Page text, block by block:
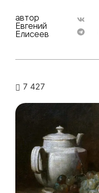
автор
Евгений
Елисеев
7 427